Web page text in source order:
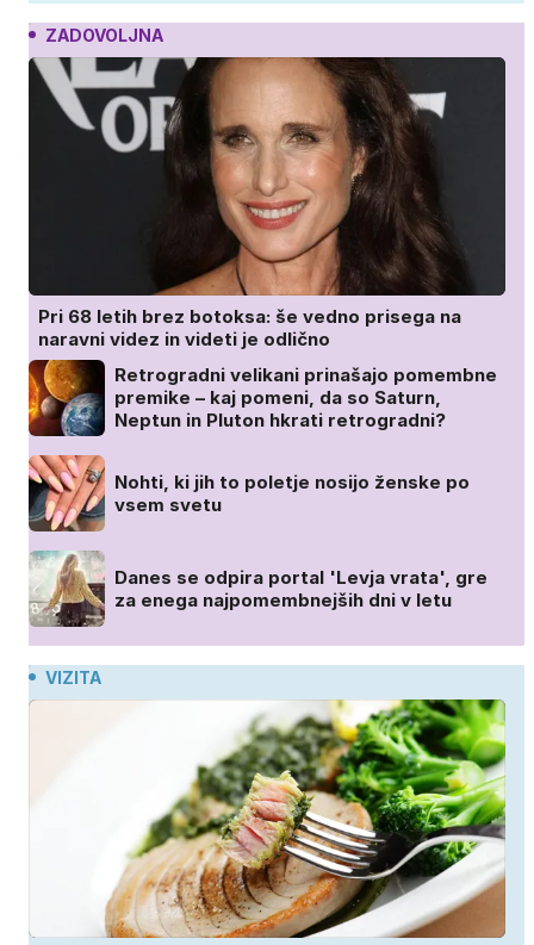
ZADOVOLJNA
Pri 68 letih brez botoksa: še vedno prisega na
naravni videz in videti je odlično
Retrogradni velikani prinašajo pomembne
premike – kaj pomeni, da so Saturn,
Neptun in Pluton hkrati retrogradni?
Nohti, ki jih to poletje nosijo ženske po
vsem svetu
Danes se odpira portal 'Levja vrata', gre
za enega najpomembnejših dni v letu
VIZITA